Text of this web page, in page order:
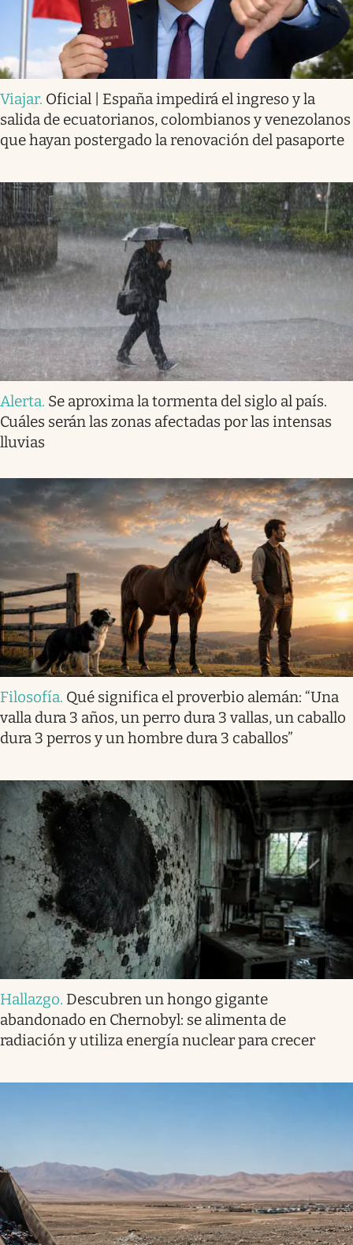
Viajar. Oficial | España impedirá el ingreso y la
salida de ecuatorianos, colombianos y venezolanos
que hayan postergado la renovación del pasaporte
Alerta. Se aproxima la tormenta del siglo al país.
Cuáles serán las zonas afectadas por las intensas
lluvias
Filosofía. Qué significa el proverbio alemán: “Una
valla dura 3 años, un perro dura 3 vallas, un caballo
dura 3 perros y un hombre dura 3 caballos”
Hallazgo. Descubren un hongo gigante
abandonado en Chernobyl: se alimenta de
radiación y utiliza energía nuclear para crecer